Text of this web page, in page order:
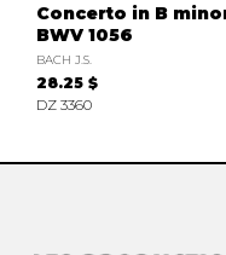
Concerto in B
BWV 1056
BACH J.S.
28.25 $
DZ 3360